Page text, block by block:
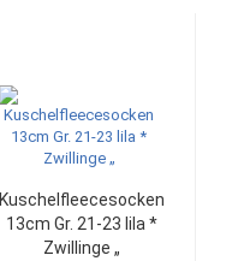
Kuschelfleecesocken
13cm Gr. 21-23 lila *
Zwillinge „